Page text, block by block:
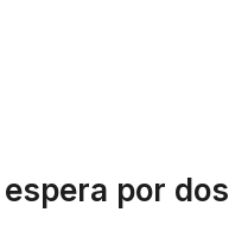
por dos